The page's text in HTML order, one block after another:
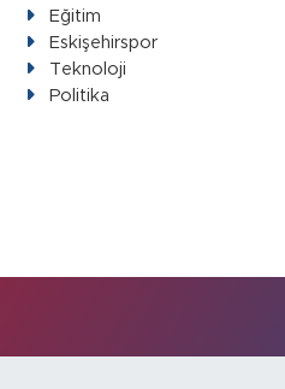
Eğitim
Eskişehirspor
Teknoloji
Politika